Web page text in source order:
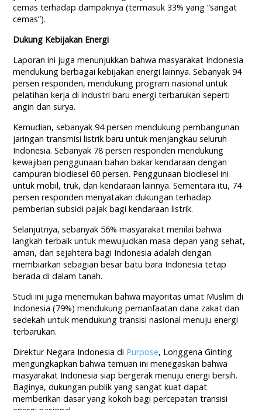
cemas terhadap dampaknya (termasuk 33% yang “sangat
cemas”).
Dukung Kebijakan Energi
Laporan ini juga menunjukkan bahwa masyarakat Indonesia
mendukung berbagai kebijakan energi lainnya. Sebanyak 94
persen responden, mendukung program nasional untuk
pelatihan kerja di industri baru energi terbarukan seperti
angin dan surya.
Kemudian, sebanyak 94 persen mendukung pembangunan
jaringan transmisi listrik baru untuk menjangkau seluruh
Indonesia. Sebanyak 78 persen responden mendukung
kewajiban penggunaan bahan bakar kendaraan dengan
campuran biodiesel 60 persen. Penggunaan biodiesel ini
untuk mobil, truk, dan kendaraan lainnya. Sementara itu, 74
persen responden menyatakan dukungan terhadap
pemberian subsidi pajak bagi kendaraan listrik.
Selanjutnya, sebanyak 56% masyarakat menilai bahwa
langkah terbaik untuk mewujudkan masa depan yang sehat,
aman, dan sejahtera bagi Indonesia adalah dengan
membiarkan sebagian besar batu bara Indonesia tetap
berada di dalam tanah.
Studi ini juga menemukan bahwa mayoritas umat Muslim di
Indonesia (79%) mendukung pemanfaatan dana zakat dan
sedekah untuk mendukung transisi nasional menuju energi
terbarukan.
Direktur Negara Indonesia di Purpose, Longgena Ginting
mengungkapkan bahwa temuan ini menegaskan bahwa
masyarakat Indonesia siap bergerak menuju energi bersih.
Baginya, dukungan publik yang sangat kuat dapat
memberikan dasar yang kokoh bagi percepatan transisi